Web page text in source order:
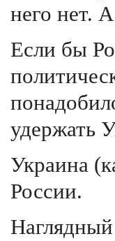
него нет.
Если бы
удержать
Украина
России.